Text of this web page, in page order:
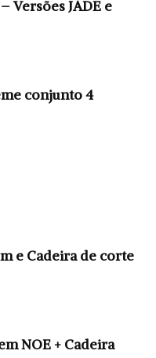
Versões JADE e
conjunto 4
e Cadeira de corte
NOE + Cadeira